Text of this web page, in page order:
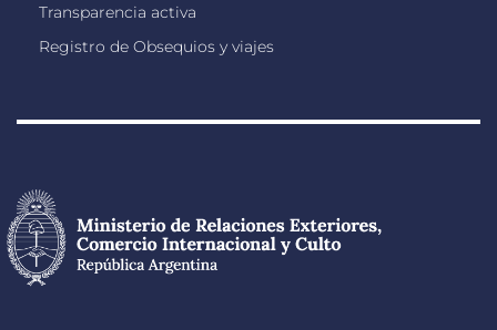
Transparencia activa
Registro de Obsequios y viajes